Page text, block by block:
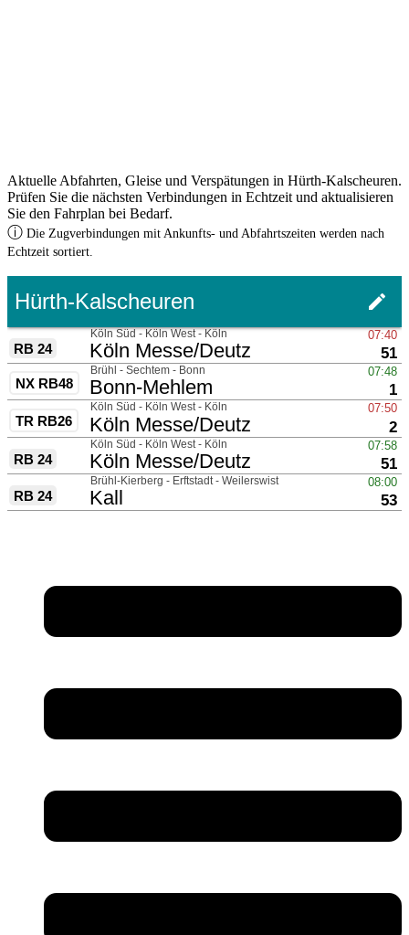
Aktuelle Abfahrten, Gleise und Verspätungen in Hürth-Kalscheuren.
Prüfen Sie die nächsten Verbindungen in Echtzeit und aktualisieren
Sie den Fahrplan bei Bedarf.
ⓘ Die Zugverbindungen mit Ankunfts- und Abfahrtszeiten werden nach
Echtzeit sortiert.